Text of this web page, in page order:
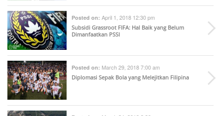
Posted on: April 1, 2018 12:30 pm
Subsidi Grassroot FIFA: Hal Baik yang Belum
Dimanfaatkan PSSI
Posted on: March 29, 2018 7:00 am
Diplomasi Sepak Bola yang Melejitkan Filipina